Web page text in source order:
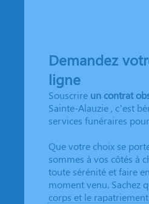
Demandez
ligne
Souscrire un contrat
Sainte-Alauzie , c’est
services funéraires
Que votre choix se
sommes à vos côtés à
toute sérénité et faire
moment venu. Sachez
corps et le